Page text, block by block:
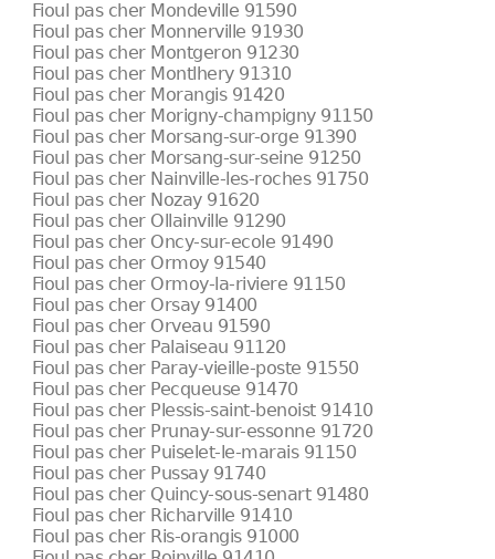
Fioul pas cher Mondeville 91590
Fioul pas cher Monnerville 91930
Fioul pas cher Montgeron 91230
Fioul pas cher Montlhery 91310
Fioul pas cher Morangis 91420
Fioul pas cher Morigny-champigny 91150
Fioul pas cher Morsang-sur-orge 91390
Fioul pas cher Morsang-sur-seine 91250
Fioul pas cher Nainville-les-roches 91750
Fioul pas cher Nozay 91620
Fioul pas cher Ollainville 91290
Fioul pas cher Oncy-sur-ecole 91490
Fioul pas cher Ormoy 91540
Fioul pas cher Ormoy-la-riviere 91150
Fioul pas cher Orsay 91400
Fioul pas cher Orveau 91590
Fioul pas cher Palaiseau 91120
Fioul pas cher Paray-vieille-poste 91550
Fioul pas cher Pecqueuse 91470
Fioul pas cher Plessis-saint-benoist 91410
Fioul pas cher Prunay-sur-essonne 91720
Fioul pas cher Puiselet-le-marais 91150
Fioul pas cher Pussay 91740
Fioul pas cher Quincy-sous-senart 91480
Fioul pas cher Richarville 91410
Fioul pas cher Ris-orangis 91000